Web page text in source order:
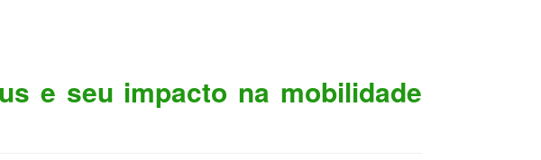
e seu impacto na mobilidade